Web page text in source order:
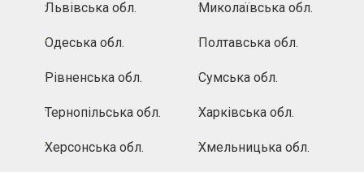
Львівська обл. Миколаївська обл.
Одеська обл. Полтавська обл.
Рівненська обл. Сумська обл.
Тернопільська обл. Харківська обл.
Херсонська обл. Хмельницька обл.